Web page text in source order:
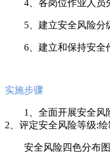
4、各岗位作业人员
5、建立安全风险分
6、建立和保持安全
实施步骤
1、全面开展安全
2、评定安全风险等级:
安全风险四色分布图